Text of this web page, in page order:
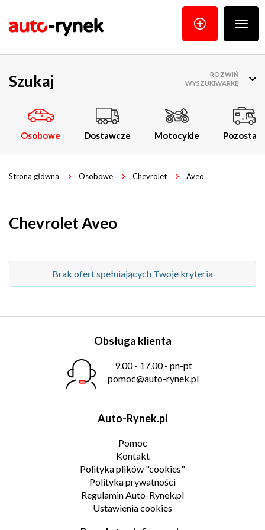
menu
Szukaj
Osobowe Dostawcze Motocykle Pozostałe
ROZWIŃ
WYSZUKIWARKĘ
Strona główna Osobowe Chevrolet Aveo
Chevrolet Aveo
Brak ofert spełniających Twoje kryteria
Obsługa klienta
9.00 - 17.00 - pn-pt
pomoc@auto-rynek.pl
Auto-Rynek.pl
Pomoc
Kontakt
Polityka plików "cookies"
Polityka prywatności
Regulamin Auto-Rynek.pl
Ustawienia cookies